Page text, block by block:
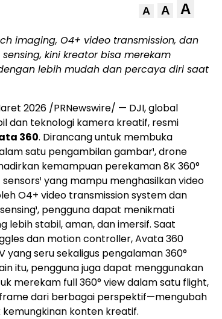
A A A
imaging, O4+ video transmission, dan
kini kreator bisa merekam
lebih mudah dan percaya diri saat
2026 /PRNewswire/ — DJI, global
dan teknologi kamera kreatif, resmi
360. Dirancang untuk membuka
satu pengambilan gambar¹, drone
kemampuan perekaman 8K 360°
yang mampu menghasilkan video
O4+ video transmission system dan
pengguna dapat menikmati
lebih stabil, aman, dan imersif. Saat
dan motion controller, Avata 360
yang seru sekaligus pengalaman 360°
itu, pengguna juga dapat menggunakan
merekam full 360° view dalam satu flight,
dari berbagai perspektif—mengubah
konten kreatif.